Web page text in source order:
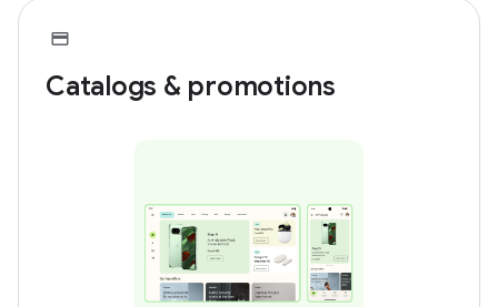
Catalogs & promotions